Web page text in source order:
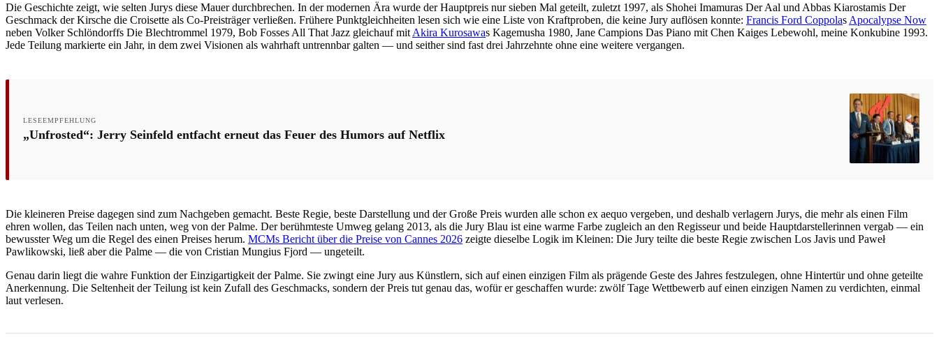
Die Geschichte zeigt, wie selten Jurys diese Mauer durchbrechen. In der modernen Ära wurde der Hauptpreis nur sieben Mal geteilt, zuletzt 1997, als Shohei Imamuras Der Aal und Abbas Kiarostamis Der
Geschmack der Kirsche die Croisette als Co-Preisträger verließen. Frühere Punktgleichheiten lesen sich wie eine Liste von Kraftproben, die keine Jury auflösen konnte: Francis Ford Coppolas Apocalypse Now
neben Volker Schlöndorffs Die Blechtrommel 1979, Bob Fosses All That Jazz gleichauf mit Akira Kurosawas Kagemusha 1980, Jane Campions Das Piano mit Chen Kaiges Lebewohl, meine Konkubine 1993.
Jede Teilung markierte ein Jahr, in dem zwei Visionen als wahrhaft untrennbar galten — und seither sind fast drei Jahrzehnte ohne eine weitere vergangen.
LESEEMPFEHLUNG
„Unfrosted“: Jerry Seinfeld entfacht erneut das Feuer des Humors auf Netflix
Die kleineren Preise dagegen sind zum Nachgeben gemacht. Beste Regie, beste Darstellung und der Große Preis wurden alle schon ex aequo vergeben, und deshalb verlagern Jurys, die mehr als einen Film
ehren wollen, das Teilen nach unten, weg von der Palme. Der berühmteste Umweg gelang 2013, als die Jury Blau ist eine warme Farbe zugleich an den Regisseur und beide Hauptdarstellerinnen vergab — ein
bewusster Weg um die Regel des einen Preises herum. MCMs Bericht über die Preise von Cannes 2026 zeigte dieselbe Logik im Kleinen: Die Jury teilte die beste Regie zwischen Los Javis und Paweł
Pawlikowski, ließ aber die Palme — die von Cristian Mungius Fjord — ungeteilt.
Genau darin liegt die wahre Funktion der Einzigartigkeit der Palme. Sie zwingt eine Jury aus Künstlern, sich auf einen einzigen Film als prägende Geste des Jahres festzulegen, ohne Hintertür und ohne geteilte
Anerkennung. Die Seltenheit der Teilung ist kein Zufall des Geschmacks, sondern der Preis tut genau das, wofür er geschaffen wurde: zwölf Tage Wettbewerb auf einen einzigen Namen zu verdichten, einmal
laut verlesen.